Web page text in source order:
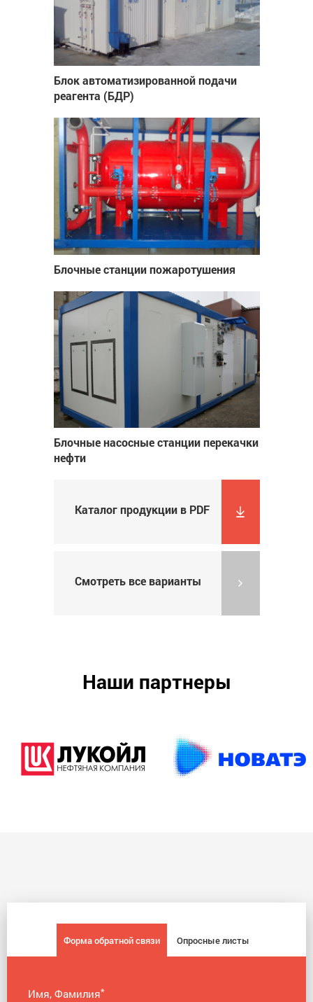
Блок автоматизированной подачи
реагента (БДР)
Блочные станции пожаротушения
Блочные насосные станции перекачки
нефти
Каталог продукции в PDF
Смотреть все варианты
Наши партнеры
Форма обратной связи Опросные листы
Имя, Фамилия*